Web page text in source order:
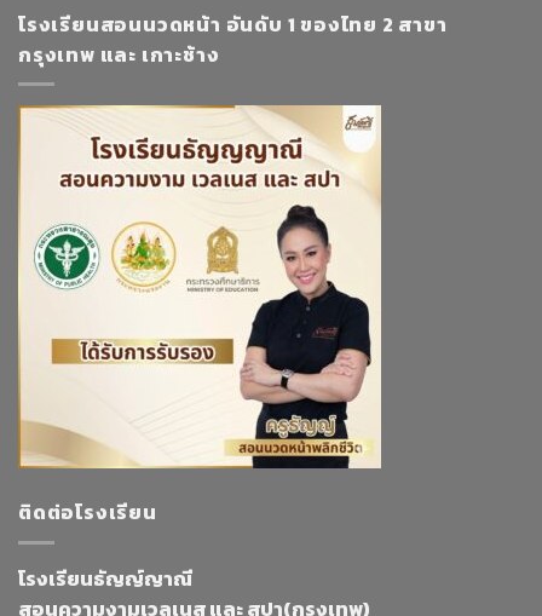
โรงเรียนสอนนวดหน้า อันดับ 1 ของไทย 2 สาขา
กรุงเทพ และ เกาะช้าง
ติดต่อโรงเรียน
โรงเรียนธัญญ์ญาณี
สอนความงามเวลเนส และ สปา(กรุงเทพ)